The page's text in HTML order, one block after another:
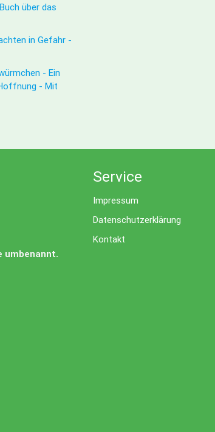
über das
in Gefahr -
- Ein
- Mit
umbenannt.
Service
Impressum
Datenschutzerklärung
Kontakt